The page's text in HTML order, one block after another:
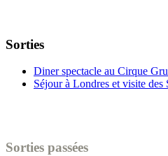
Sorties
Diner spectacle au Cirque
Séjour à Londres et visite
Sorties passées